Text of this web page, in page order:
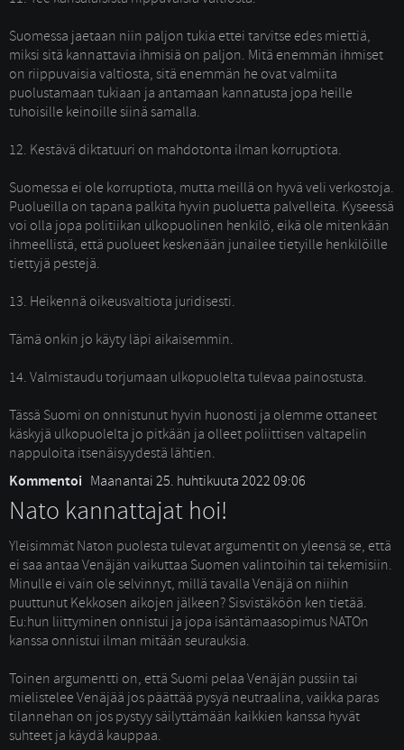
Suomessa jaetaan niin paljon tukia ettei tarvitse edes miettiä,
miksi sitä kannattavia ihmisiä on paljon. Mitä enemmän ihmiset
on riippuvaisia valtiosta, sitä enemmän he ovat valmiita
puolustamaan tukiaan ja antamaan kannatusta jopa heille
tuhoisille keinoille siinä samalla.
12. Kestävä diktatuuri on mahdotonta ilman korruptiota.
Suomessa ei ole korruptiota, mutta meillä on hyvä veli verkostoja.
Puolueilla on tapana palkita hyvin puoluetta palvelleita. Kyseessä
voi olla jopa politiikan ulkopuolinen henkilö, eikä ole mitenkään
ihmeellistä, että puolueet keskenään junailee tietyille henkilöille
tiettyjä pestejä.
13. Heikennä oikeusvaltiota juridisesti.
Tämä onkin jo käyty läpi aikaisemmin.
14. Valmistaudu torjumaan ulkopuolelta tulevaa painostusta.
Tässä Suomi on onnistunut hyvin huonosti ja olemme ottaneet
käskyjä ulkopuolelta jo pitkään ja olleet poliittisen valtapelin
nappuloita itsenäisyydestä lähtien.
Kommentoi Maanantai 25. huhtikuuta 2022 09:06
Nato kannattajat hoi!
Yleisimmät Naton puolesta tulevat argumentit on yleensä se, että
ei saa antaa Venäjän vaikuttaa Suomen valintoihin tai tekemisiin.
Minulle ei vain ole selvinnyt, millä tavalla Venäjä on niihin
puuttunut Kekkosen aikojen jälkeen? Sisvistäköön ken tietää.
Eu:hun liittyminen onnistui ja jopa isäntämaasopimus NATOn
kanssa onnistui ilman mitään seurauksia.
Toinen argumentti on, että Suomi pelaa Venäjän pussiin tai
mielistelee Venäjää jos päättää pysyä neutraalina, vaikka paras
tilannehan on jos pystyy säilyttämään kaikkien kanssa hyvät
suhteet ja käydä kauppaa.